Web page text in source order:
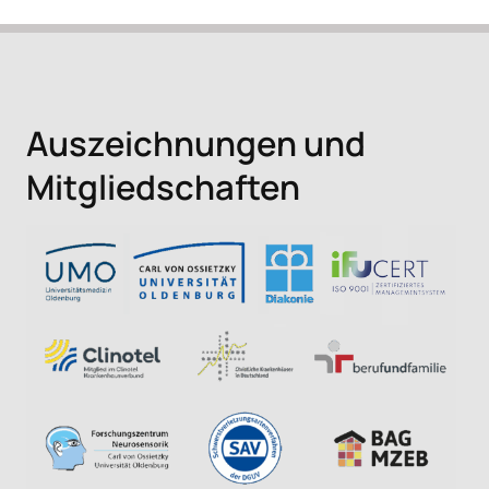
Auszeichnungen und
Mitgliedschaften